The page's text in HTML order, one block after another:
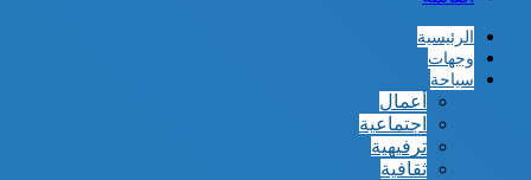
الرئيسية
وجهات
سياحة
أعمال
اجتماعية
ترفيهية
ثقافية